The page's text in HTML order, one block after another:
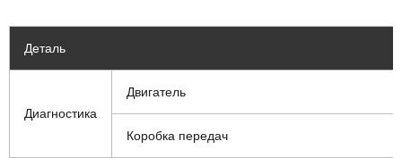
Деталь
Диагностика
Двигатель
Коробка передач